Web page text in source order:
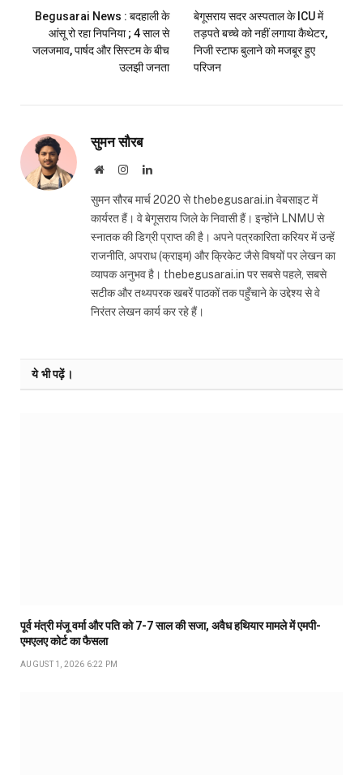
Begusarai News : बदहाली के
आंसू रो रहा निपनिया ; 4 साल से
जलजमाव, पार्षद और सिस्टम के बीच
उलझी जनता
बेगूसराय सदर अस्पताल के ICU में
तड़पते बच्चे को नहीं लगाया कैथेटर,
निजी स्टाफ बुलाने को मजबूर हुए
परिजन
सुमन सौरब
WebsiteInstagramLinkedIn
सुमन सौरब मार्च 2020 से thebegusarai.in वेबसाइट में
कार्यरत हैं। वे बेगूसराय जिले के निवासी हैं। इन्होंने LNMU से
स्नातक की डिग्री प्राप्त की है। अपने पत्रकारिता करियर में उन्हें
राजनीति, अपराध (क्राइम) और क्रिकेट जैसे विषयों पर लेखन का
व्यापक अनुभव है। thebegusarai.in पर सबसे पहले, सबसे
सटीक और तथ्यपरक खबरें पाठकों तक पहुँचाने के उद्देश्य से वे
निरंतर लेखन कार्य कर रहे हैं।
ये भी पढ़ें।
पूर्व मंत्री मंजू वर्मा और पति को 7-7 साल की सजा, अवैध हथियार मामले में एमपी-
एमएलए कोर्ट का फैसला
AUGUST 1, 2026 6:22 PM